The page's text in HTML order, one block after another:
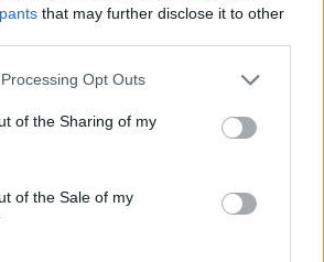
that may further disclose it to other
Opt Outs
of the Sharing of my
of the Sale of my
dollárt (51,5 milliárd forintot), a
pedig 125,6 millió dollárt (40,4
Űrállomásról (ISS) más
portfolio.hu hírarchívumához